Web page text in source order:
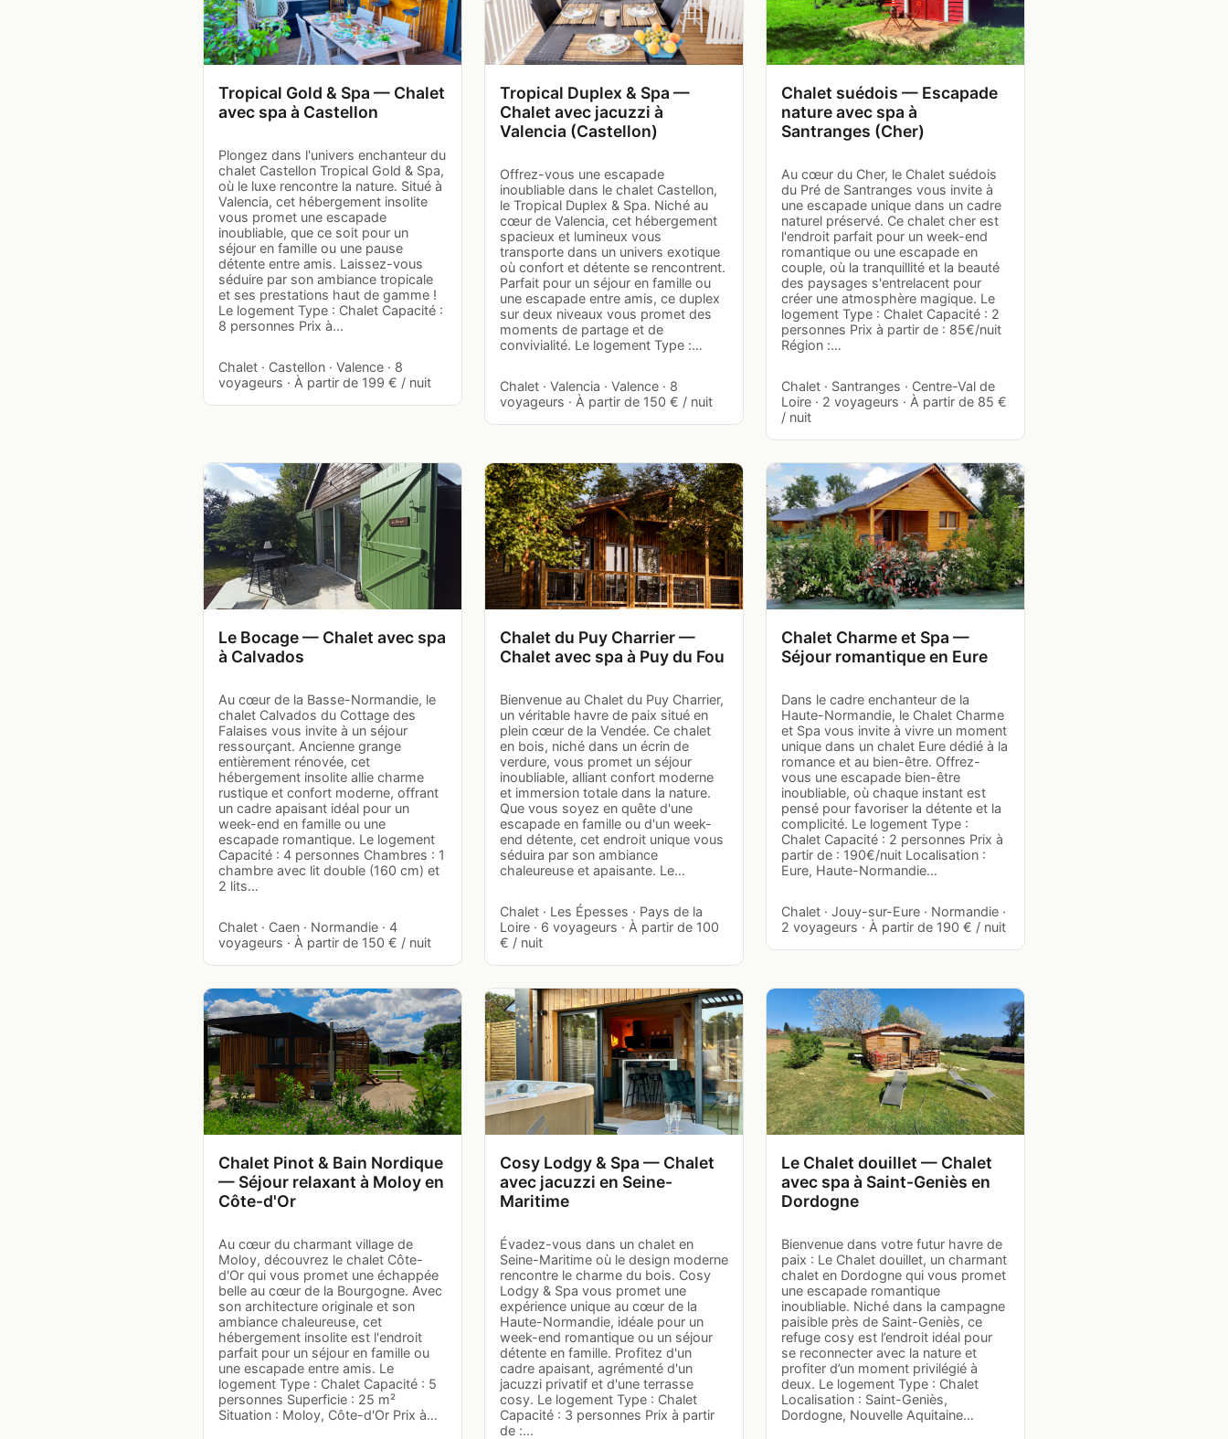
Tropical Gold & Spa — Chalet
avec spa à Castellon
Plongez dans l'univers enchanteur du
chalet Castellon Tropical Gold & Spa,
où le luxe rencontre la nature. Situé à
Valencia, cet hébergement insolite
vous promet une escapade
inoubliable, que ce soit pour un
séjour en famille ou une pause
détente entre amis. Laissez-vous
séduire par son ambiance tropicale
et ses prestations haut de gamme !
Le logement Type : Chalet Capacité :
8 personnes Prix à…
Chalet · Castellon · Valence · 8
voyageurs · À partir de 199 € / nuit
Tropical Duplex & Spa —
Chalet avec jacuzzi à
Valencia (Castellon)
Offrez-vous une escapade
inoubliable dans le chalet Castellon,
le Tropical Duplex & Spa. Niché au
cœur de Valencia, cet hébergement
spacieux et lumineux vous
transporte dans un univers exotique
où confort et détente se rencontrent.
Parfait pour un séjour en famille ou
une escapade entre amis, ce duplex
sur deux niveaux vous promet des
moments de partage et de
convivialité. Le logement Type :…
Chalet · Valencia · Valence · 8
voyageurs · À partir de 150 € / nuit
Chalet suédois — Escapade
nature avec spa à
Santranges (Cher)
Au cœur du Cher, le Chalet suédois
du Pré de Santranges vous invite à
une escapade unique dans un cadre
naturel préservé. Ce chalet cher est
l'endroit parfait pour un week-end
romantique ou une escapade en
couple, où la tranquillité et la beauté
des paysages s'entrelacent pour
créer une atmosphère magique. Le
logement Type : Chalet Capacité : 2
personnes Prix à partir de : 85€/nuit
Région :…
Chalet · Santranges · Centre-Val de
Loire · 2 voyageurs · À partir de 85 €
/ nuit
Le Bocage — Chalet avec spa
à Calvados
Au cœur de la Basse-Normandie, le
chalet Calvados du Cottage des
Falaises vous invite à un séjour
ressourçant. Ancienne grange
entièrement rénovée, cet
hébergement insolite allie charme
rustique et confort moderne, offrant
un cadre apaisant idéal pour un
week-end en famille ou une
escapade romantique. Le logement
Capacité : 4 personnes Chambres : 1
chambre avec lit double (160 cm) et
2 lits…
Chalet · Caen · Normandie · 4
voyageurs · À partir de 150 € / nuit
Chalet du Puy Charrier —
Chalet avec spa à Puy du Fou
Bienvenue au Chalet du Puy Charrier,
un véritable havre de paix situé en
plein cœur de la Vendée. Ce chalet
en bois, niché dans un écrin de
verdure, vous promet un séjour
inoubliable, alliant confort moderne
et immersion totale dans la nature.
Que vous soyez en quête d'une
escapade en famille ou d'un week-
end détente, cet endroit unique vous
séduira par son ambiance
chaleureuse et apaisante. Le…
Chalet · Les Épesses · Pays de la
Loire · 6 voyageurs · À partir de 100
€ / nuit
Chalet Charme et Spa —
Séjour romantique en Eure
Dans le cadre enchanteur de la
Haute-Normandie, le Chalet Charme
et Spa vous invite à vivre un moment
unique dans un chalet Eure dédié à la
romance et au bien-être. Offrez-
vous une escapade bien-être
inoubliable, où chaque instant est
pensé pour favoriser la détente et la
complicité. Le logement Type :
Chalet Capacité : 2 personnes Prix à
partir de : 190€/nuit Localisation :
Eure, Haute-Normandie…
Chalet · Jouy-sur-Eure · Normandie ·
2 voyageurs · À partir de 190 € / nuit
Chalet Pinot & Bain Nordique
— Séjour relaxant à Moloy en
Côte-d'Or
Au cœur du charmant village de
Moloy, découvrez le chalet Côte-
d'Or qui vous promet une échappée
belle au cœur de la Bourgogne. Avec
son architecture originale et son
ambiance chaleureuse, cet
hébergement insolite est l'endroit
parfait pour un séjour en famille ou
une escapade entre amis. Le
logement Type : Chalet Capacité : 5
personnes Superficie : 25 m²
Situation : Moloy, Côte-d'Or Prix à…
Cosy Lodgy & Spa — Chalet
avec jacuzzi en Seine-
Maritime
Évadez-vous dans un chalet en
Seine-Maritime où le design moderne
rencontre le charme du bois. Cosy
Lodgy & Spa vous promet une
expérience unique au cœur de la
Haute-Normandie, idéale pour un
week-end romantique ou un séjour
détente en famille. Profitez d'un
cadre apaisant, agrémenté d'un
jacuzzi privatif et d'une terrasse
cosy. Le logement Type : Chalet
Capacité : 3 personnes Prix à partir
de :…
Le Chalet douillet — Chalet
avec spa à Saint-Geniès en
Dordogne
Bienvenue dans votre futur havre de
paix : Le Chalet douillet, un charmant
chalet en Dordogne qui vous promet
une escapade romantique
inoubliable. Niché dans la campagne
paisible près de Saint-Geniès, ce
refuge cosy est l’endroit idéal pour
se reconnecter avec la nature et
profiter d’un moment privilégié à
deux. Le logement Type : Chalet
Localisation : Saint-Geniès,
Dordogne, Nouvelle Aquitaine…